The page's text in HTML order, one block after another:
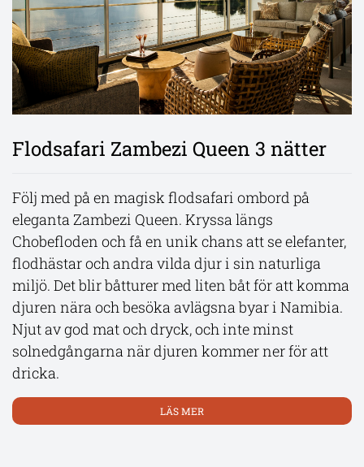
Flodsafari Zambezi Queen 3 nätter
Följ med på en magisk flodsafari ombord på
eleganta Zambezi Queen. Kryssa längs
Chobefloden och få en unik chans att se elefanter,
flodhästar och andra vilda djur i sin naturliga
miljö. Det blir båtturer med liten båt för att komma
djuren nära och besöka avlägsna byar i Namibia.
Njut av god mat och dryck, och inte minst
solnedgångarna när djuren kommer ner för att
dricka.
LÄS MER
Rovos Rail Pretoria - Kapstaden
Följ med på en lyxig tågresa i Sydafrika som tar er
genom ett av världens mest spektakulära
landskap! Från Pretoria över höglandsslätterna,
vidare genom bergen och till de frodiga
vinlandskapen. Resan avslutas i Kapstaden med
sitt unika geografiska läge och det ikoniska
Taffelberget. En vacker och lyxig möjlighet att ta
del av natur och kultur på denna oförglömliga
tågresa genom Sydafrika!
LÄS MER
Victoriafallen och Chobe
Upplev fyra dagar av lyx och äventyr vid
Victoriafallen med boende på exklusiva Wallow
Lodge, belägen i ett privat viltreservat vid
Masuwefloden. Vid ankomst väntar avkoppling
och en magisk solnedgångskryssning. Utforska
Chobe nationalpark, hem till elefanter, lejon och
flodhästar, innan ni avslutar resan med en guidad
tur vid de mäktiga Victoriafallen. Njut av
panoramavyer vid The Lookout Café och en sista
frukost omgiven av den afrikanska vildmarkens
skönhet.